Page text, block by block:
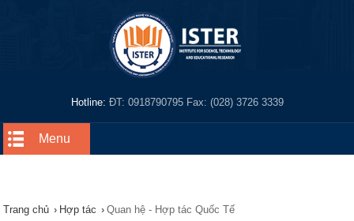
Hotline: ĐT: 0918790795 Fax: (028) 3726 3339
Menu
Trang chủ › Hợp tác › Quan hệ - Hợp tác Quốc Tế